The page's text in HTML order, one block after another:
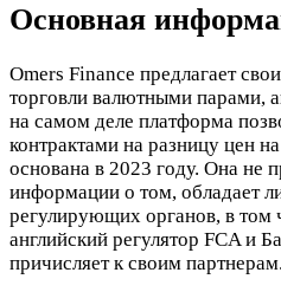
Основная
Omers Finance предлагает
торговли валютными парами,
на самом деле платформа
контрактами на разницу цен
основана в 2023 году. Она не
информации о том, обладает
регулирующих органов, в
английский регулятор FCA и
причисляет к своим партнерам.